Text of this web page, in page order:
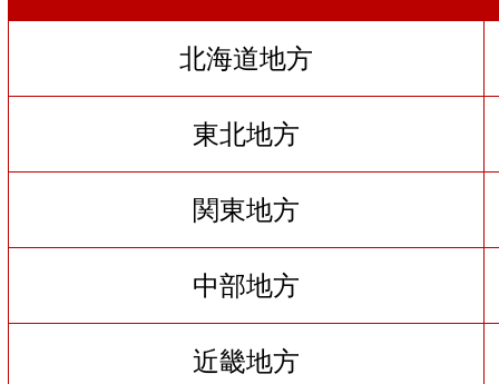
北海道地方
東北地方
関東地方
中部地方
近畿地方